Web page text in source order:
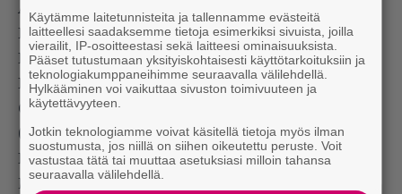
Alkuperäiselokuvat
Enola Holmes 3 (1.7.2026)
Nothing to Lose (8.7.2026)
Ikka (10.7.2026)
Golden Kamuy – The Abashiri Prison Raid
(13.7.2026)
Me Before You (16.7.2026)
Desire (17.7.2026)
Käytämme laitetunnisteita ja tallennamme evästeitä
laitteellesi saadaksemme tietoja esimerkiksi sivuista, joilla
vierailit, IP-osoitteestasi sekä laitteesi ominaisuuksista.
Pääset tutustumaan yksityiskohtaisesti käyttötarkoituksiin ja
teknologiakumppaneihimme seuraavalla välilehdellä.
Hylkääminen voi vaikuttaa sivuston toimivuuteen ja
käytettävyyteen.
Jotkin teknologiamme voivat käsitellä tietoja myös ilman
suostumusta, jos niillä on siihen oikeutettu peruste. Voit
vastustaa tätä tai muuttaa asetuksiasi milloin tahansa
seuraavalla välilehdellä.